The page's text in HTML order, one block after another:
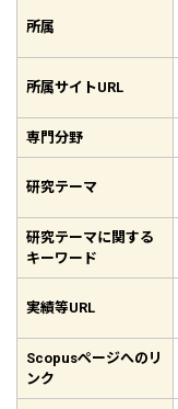
所属
所属サイトURL
専門分野
研究テーマ
研究テーマに関する
キーワード
実績等URL
Scopusページへのリ
ンク